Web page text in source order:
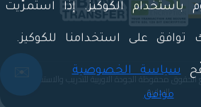
© 2024 - جميع الحقوق محفوظة الجودة الاوربية للتدريب والاستشارات
الادارية
باستخدام الكوكيز. إذا استمرّيت
توافق على استخدامنا للكوكيز.
سياسة الخصوصية
موافق
✉️